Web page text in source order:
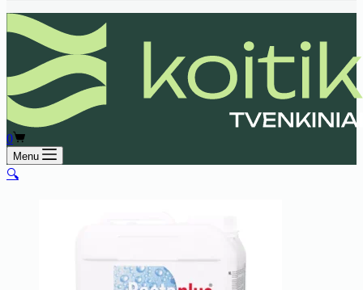
Shopping
cart
0
Menu
🔍